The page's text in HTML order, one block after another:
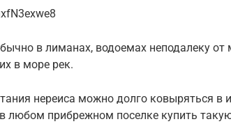
в лиманах, водоемах неподалеку от
в море рек.
нереиса можно долго ковыряться в
любом прибрежном поселке купить